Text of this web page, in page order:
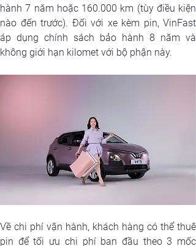
hành 7 năm hoặc 160.000 km (tùy điều kiện
nào đến trước). Đối với xe kèm pin, VinFast
áp dụng chính sách bảo hành 8 năm và
không giới hạn kilomet với bộ phận này.
Về chi phí vận hành, khách hàng có thể thuê
pin để tối ưu chi phí ban đầu theo 3 mốc